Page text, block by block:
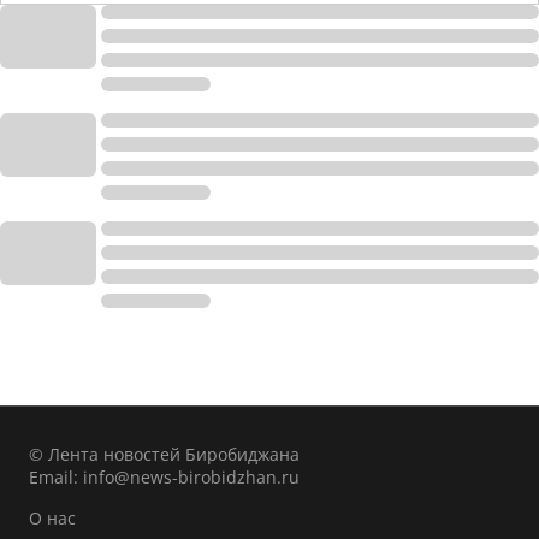
© Лента новостей Биробиджана
Email: info@news-birobidzhan.ru
О нас